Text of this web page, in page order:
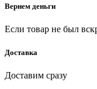
Вернем деньги
Если товар не был
Доставка
Доставим сразу